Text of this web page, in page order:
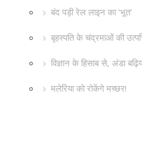
बंद पड़ी रेल लाइन का ‘भूत’
बृहस्पति के चंद्रमाओं की
विज्ञान के हिसाब से, अंडा
मलेरिया को रोकेंगे मच्छर!